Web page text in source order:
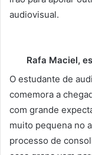
audiovisual.
Rafa Maciel,
O estudante de
comemora a
com grande
muito pequena no
processo de